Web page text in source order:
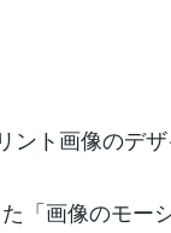
ト画像のデ
「画像のモー